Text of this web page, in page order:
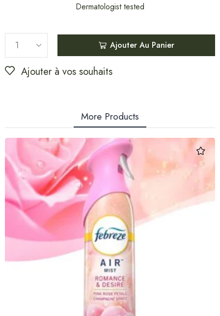
Dermatologist tested
Ajouter Au Panier
Ajouter à vos souhaits
More Products